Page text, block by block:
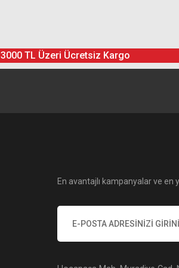
3000 TL Üzeri Ücretsiz Kargo
En avantajlı kampanyalar ve